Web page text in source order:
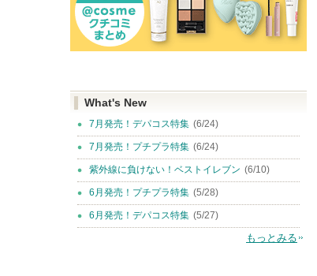
What's New
7月発売！デパコス特集 (6/24)
7月発売！プチプラ特集 (6/24)
紫外線に負けない！ベストイレブン (6/10)
6月発売！プチプラ特集 (5/28)
6月発売！デパコス特集 (5/27)
もっとみる